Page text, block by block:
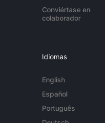
Conviértase en
colaborador
Idiomas
English
Español
Português